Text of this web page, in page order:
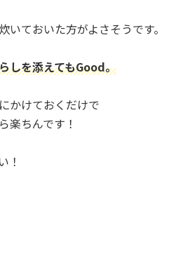
いておいた方がよさそうです。
しを添えてもGood。
かけておくだけで
楽ちんです！
！